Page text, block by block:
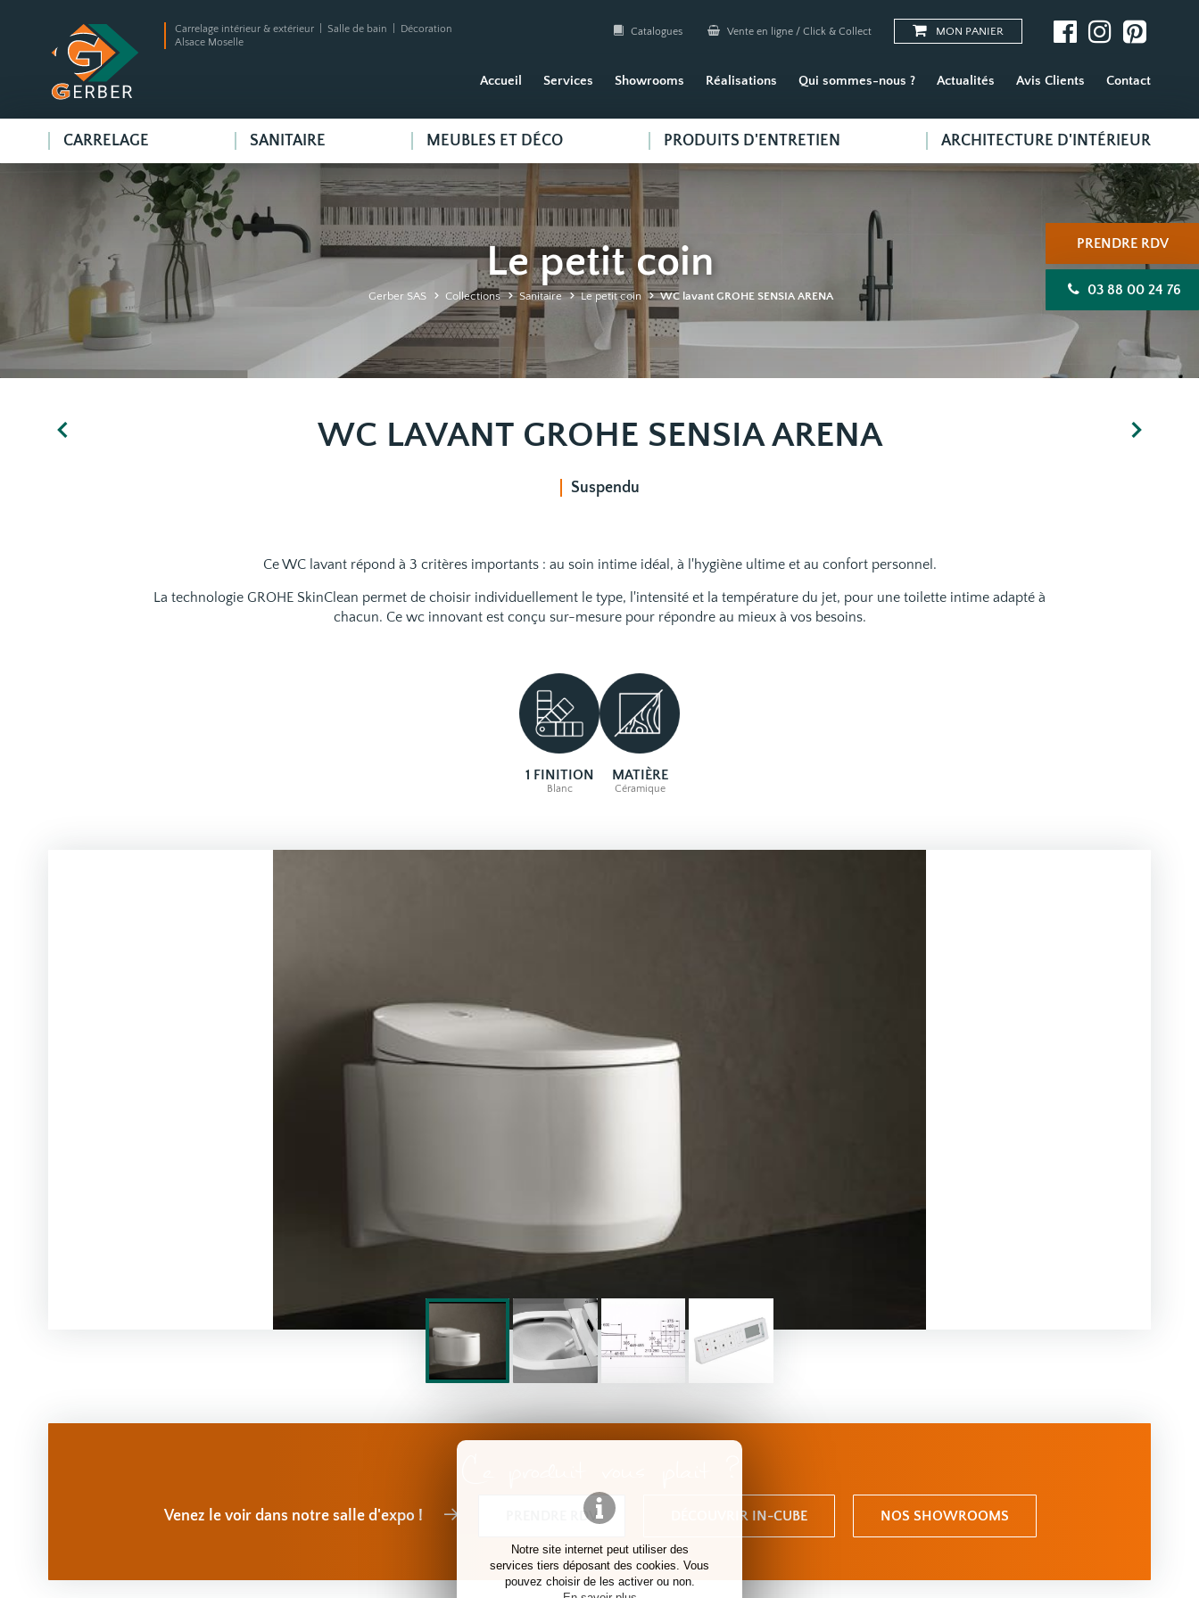
Notre site internet peut utiliser des
services tiers déposant des cookies. Vous
pouvez choisir de les activer ou non.
Carrelage intérieur & extérieur | Salle de bain | Décoration
Alsace Moselle
Catalogues Vente en ligne / Click & Collect MON PANIER
Accueil Services Showrooms Réalisations Qui sommes-nous ? Actualités Avis Clients Contact
CARRELAGE SANITAIRE MEUBLES ET DÉCO PRODUITS D'ENTRETIEN ARCHITECTURE D'INTÉRIEUR
PRENDRE RDV
03 88 00 24 76
Le petit coin
Gerber SAS Collections Sanitaire Le petit coin WC lavant GROHE SENSIA ARENA
WC LAVANT GROHE SENSIA ARENA
Suspendu
Ce WC lavant répond à 3 critères importants : au soin intime idéal, à l'hygiène ultime et au confort personnel.
La technologie GROHE SkinClean permet de choisir individuellement le type, l'intensité et la température du jet, pour une toilette intime adapté à
chacun. Ce wc innovant est conçu sur-mesure pour répondre au mieux à vos besoins.
1 FINITION
Blanc
MATIÈRE
Céramique
Ce produit vous plait ?
Venez le voir dans notre salle d'expo ! PRENDRE RDV DÉCOUVRIR IN-CUBE NOS SHOWROOMS